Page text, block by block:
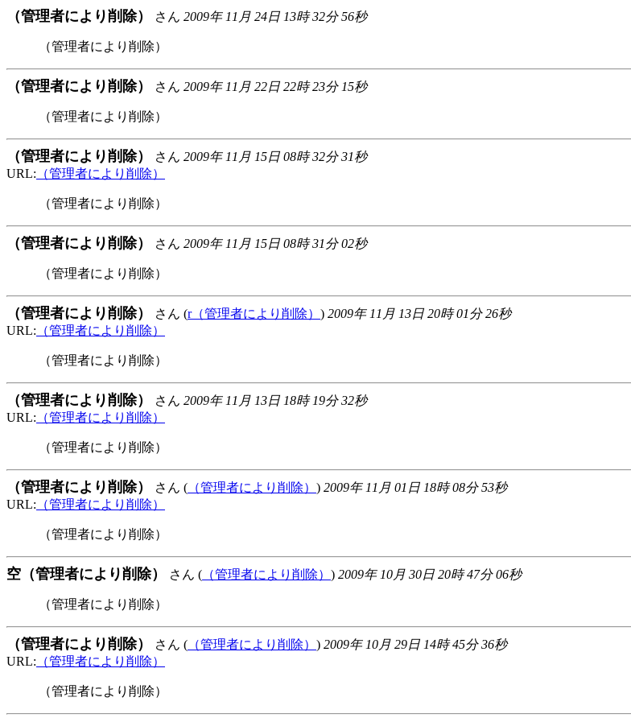
（管理者により削除） さん 2009年 11月 24日 13時 32分 56秒
（管理者により削除）
（管理者により削除） さん 2009年 11月 22日 22時 23分 15秒
（管理者により削除）
（管理者により削除） さん 2009年 11月 15日 08時 32分 31秒
URL: （管理者により削除）
（管理者により削除）
（管理者により削除） さん 2009年 11月 15日 08時 31分 02秒
（管理者により削除）
（管理者により削除） さん (r（管理者により削除） ) 2009年 11月 13日 20時 01分 26秒
URL: （管理者により削除）
（管理者により削除）
（管理者により削除） さん 2009年 11月 13日 18時 19分 32秒
URL: （管理者により削除）
（管理者により削除）
（管理者により削除） さん ( （管理者により削除） ) 2009年 11月 01日 18時 08分 53秒
URL: （管理者により削除）
（管理者により削除）
空（管理者により削除） さん ( （管理者により削除） ) 2009年 10月 30日 20時 47分 06秒
（管理者により削除）
（管理者により削除） さん ( （管理者により削除） ) 2009年 10月 29日 14時 45分 36秒
URL: （管理者により削除）
（管理者により削除）